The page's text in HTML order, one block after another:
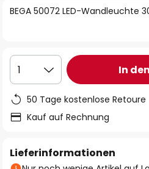
springen
BEGA 50072 LED-Wandleuchte
1 In
50 Tage kostenlose Retoure
Kauf auf Rechnung
Lieferinformationen